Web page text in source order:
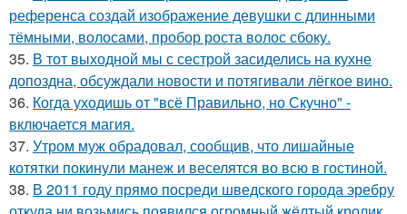
референса создай изображение девушки с длинными
тёмными, волосами, пробор роста волос сбоку.
35. В тот выходной мы с сестрой засиделись на кухне
допоздна, обсуждали новости и потягивали лёгкое вино.
36. Когда уходишь от "всё Правильно, но Скучно" -
включается магия.
37. Утром муж обрадовал, сообщив, что лишайные
котятки покинули манеж и веселятся во всю в гостиной.
38. В 2011 году прямо посреди шведского города эребру